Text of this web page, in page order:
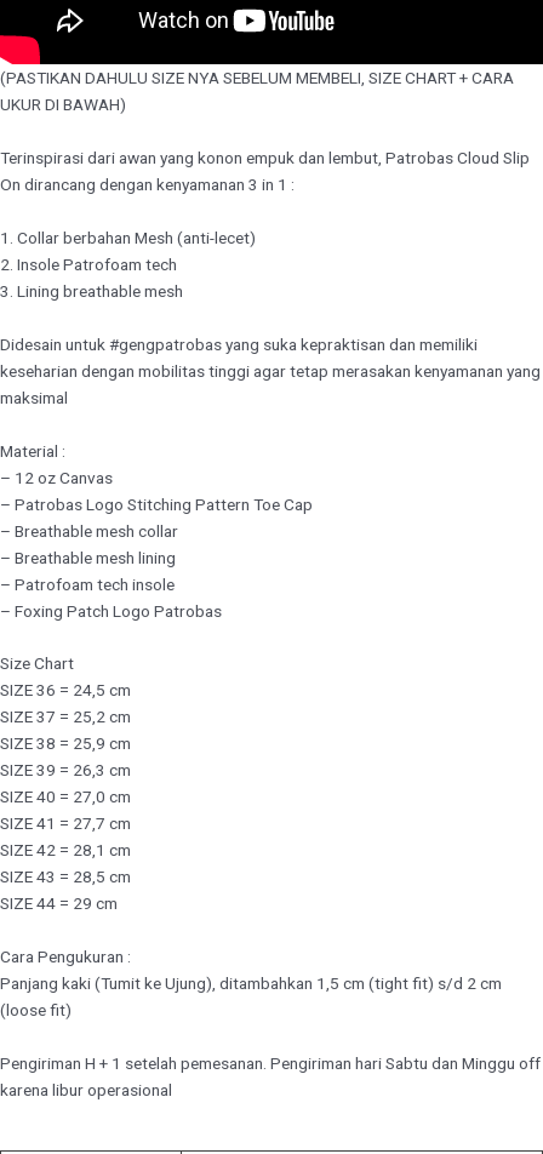
(PASTIKAN DAHULU SIZE NYA SEBELUM MEMBELI, SIZE CHART + CARA
UKUR DI BAWAH)
Terinspirasi dari awan yang konon empuk dan lembut, Patrobas Cloud Slip
On dirancang dengan kenyamanan 3 in 1 :
1. Collar berbahan Mesh (anti-lecet)
2. Insole Patrofoam tech
3. Lining breathable mesh
Didesain untuk #gengpatrobas yang suka kepraktisan dan memiliki
keseharian dengan mobilitas tinggi agar tetap merasakan kenyamanan yang
maksimal
Material :
– 12 oz Canvas
– Patrobas Logo Stitching Pattern Toe Cap
– Breathable mesh collar
– Breathable mesh lining
– Patrofoam tech insole
– Foxing Patch Logo Patrobas
Size Chart
SIZE 36 = 24,5 cm
SIZE 37 = 25,2 cm
SIZE 38 = 25,9 cm
SIZE 39 = 26,3 cm
SIZE 40 = 27,0 cm
SIZE 41 = 27,7 cm
SIZE 42 = 28,1 cm
SIZE 43 = 28,5 cm
SIZE 44 = 29 cm
Cara Pengukuran :
Panjang kaki (Tumit ke Ujung), ditambahkan 1,5 cm (tight fit) s/d 2 cm
(loose fit)
Pengiriman H + 1 setelah pemesanan. Pengiriman hari Sabtu dan Minggu off
karena libur operasional